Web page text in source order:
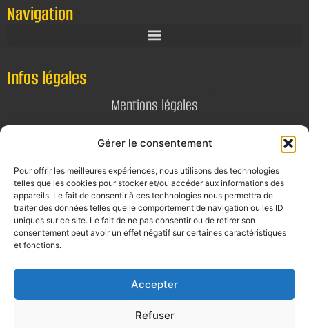
Gérer le consentement
Pour offrir les meilleures expériences, nous utilisons des technologies
telles que les cookies pour stocker et/ou accéder aux informations des
appareils. Le fait de consentir à ces technologies nous permettra de
traiter des données telles que le comportement de navigation ou les ID
uniques sur ce site. Le fait de ne pas consentir ou de retirer son
consentement peut avoir un effet négatif sur certaines caractéristiques
et fonctions.
Accepter
Refuser
Navigation
Infos légales
Mentions légales
Politique de confidentialité
Contact
E-mail
contact@alta-studio.fr
0760115323